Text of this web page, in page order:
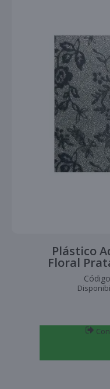
Plástico
Floral